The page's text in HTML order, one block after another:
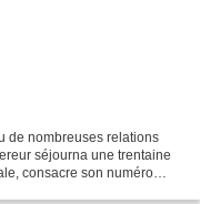
de nombreuses relations
séjourna une trentaine
consacre son numéro